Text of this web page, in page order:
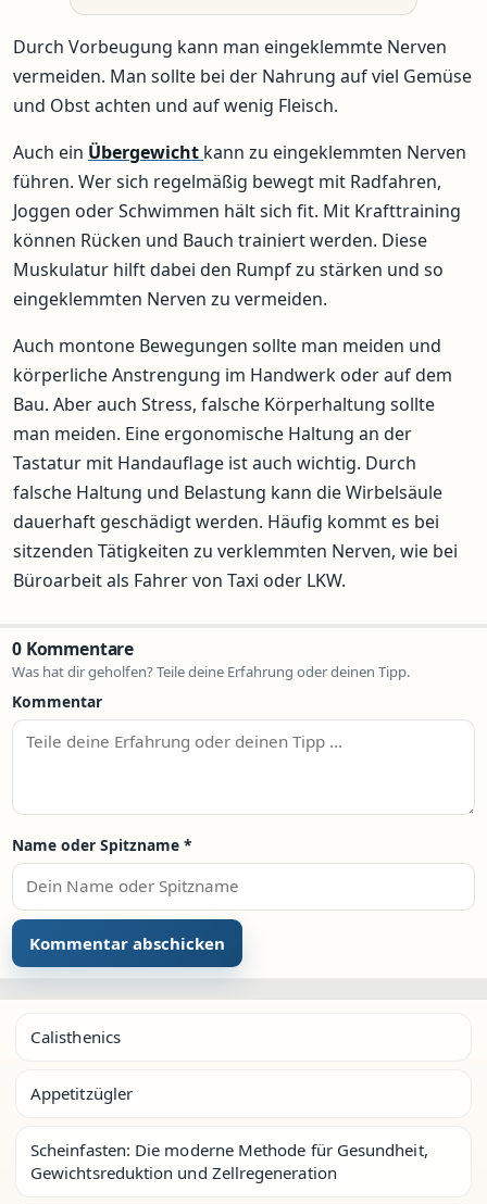
Durch Vorbeugung kann man eingeklemmte Nerven
vermeiden. Man sollte bei der Nahrung auf viel Gemüse
und Obst achten und auf wenig Fleisch.
Auch ein Übergewicht kann zu eingeklemmten Nerven
führen. Wer sich regelmäßig bewegt mit Radfahren,
Joggen oder Schwimmen hält sich fit. Mit Krafttraining
können Rücken und Bauch trainiert werden. Diese
Muskulatur hilft dabei den Rumpf zu stärken und so
eingeklemmten Nerven zu vermeiden.
Auch montone Bewegungen sollte man meiden und
körperliche Anstrengung im Handwerk oder auf dem
Bau. Aber auch Stress, falsche Körperhaltung sollte
man meiden. Eine ergonomische Haltung an der
Tastatur mit Handauflage ist auch wichtig. Durch
falsche Haltung und Belastung kann die Wirbelsäule
dauerhaft geschädigt werden. Häufig kommt es bei
sitzenden Tätigkeiten zu verklemmten Nerven, wie bei
Büroarbeit als Fahrer von Taxi oder LKW.
0 Kommentare
Was hat dir geholfen? Teile deine Erfahrung oder deinen Tipp.
Kommentar
Name oder Spitzname *
Calisthenics
Appetitzügler
Scheinfasten: Die moderne Methode für Gesundheit,
Gewichtsreduktion und Zellregeneration